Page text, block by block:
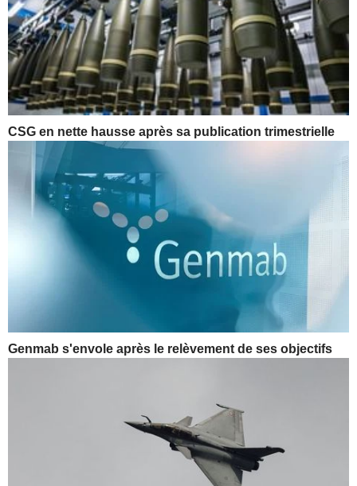
CSG en nette hausse après sa publication trimestrielle
Genmab s'envole après le relèvement de ses objectifs